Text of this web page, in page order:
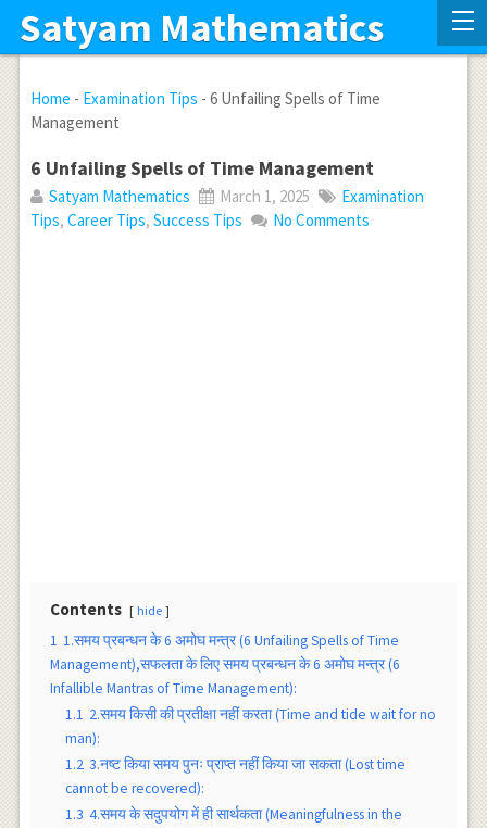
Satyam Mathematics
Home - Examination Tips - 6 Unfailing Spells of Time
Management
6 Unfailing Spells of Time Management
Satyam Mathematics March 1, 2025
Examination
Tips, Career Tips, Success Tips No Comments
Contents hide
1 1.समय प्रबन्धन के 6 अमोघ मन्त्र (6 Unfailing Spells of Time
Management),सफलता के लिए समय प्रबन्धन के 6 अमोघ मन्त्र (6
Infallible Mantras of Time Management):
1.1 2.समय किसी की प्रतीक्षा नहीं करता (Time and tide wait for no
man):
1.2 3.नष्ट किया समय पुनः प्राप्त नहीं किया जा सकता (Lost time
cannot be recovered):
1.3 4.समय के सदुपयोग में ही सार्थकता (Meaningfulness in the